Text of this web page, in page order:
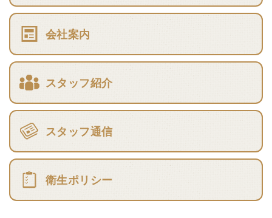
会社案内
スタッフ紹介
スタッフ通信
衛生ポリシー